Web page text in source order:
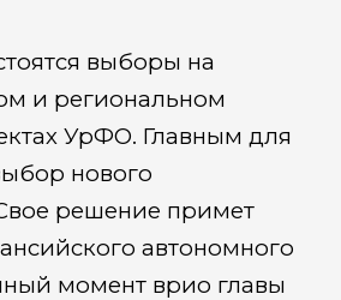
выборы на
и региональном
УрФО. Главным для
нового
решение примет
автономного
момент врио главы